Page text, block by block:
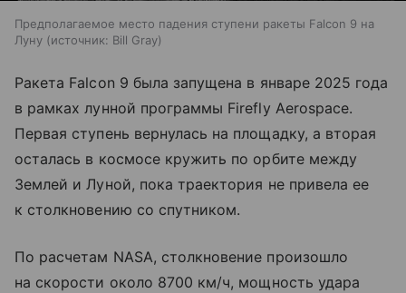
Предполагаемое место падения ступени ракеты Falcon 9 на
Луну
источник: Bill Gray
Ракета Falcon 9 была запущена в январе 2025 года
в рамках лунной программы Firefly Aerospace.
Первая ступень вернулась на площадку, а вторая
осталась в космосе кружить по орбите между
Землей и Луной, пока траектория не привела ее
к столкновению со спутником.
По расчетам NASA, столкновение произошло
на скорости около 8700 км/ч, мощность удара